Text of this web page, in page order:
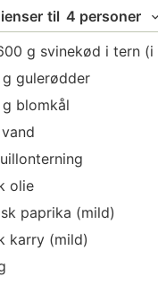
til 4 personer
g svinekød i tern (i
g gulerødder
g blomkål
vand
olie
paprika (mild)
karry (mild)